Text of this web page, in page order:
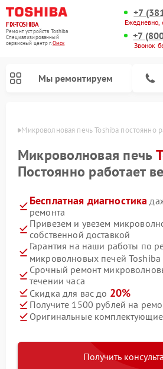
FIX-TOSHIBA
Ремонт устройств Toshiba
Специализированный
cервисный центр г.Омск
+7
+7
Звонок
Мы ремонтируем
Микроволновая печь Toshiba постоянно
Микроволновая печь
Постоянно работает
Бесплатная диагностика
ремонта
Привезем и увезем
собственной доставкой
Гарантия на наши работы по
микроволновых печей Toshiba
Срочный ремонт
течении часа
Скидка для вас до 20%
Получите 1500 рублей на
Оригинальные
Получить